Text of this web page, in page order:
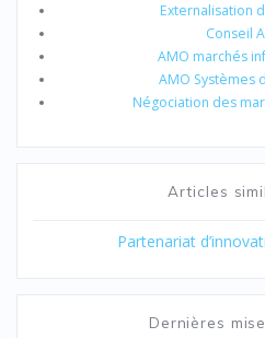
Externalisation
Conseil
AMO marchés
AMO Systèmes
Négociation des
Articles
Partenariat
Dernières